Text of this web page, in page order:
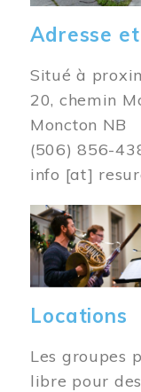
Adresse
Situé à
20, chemin
Moncton NB
(506) 856-
info [at]
Image
Locations
Les groupes
libre pour